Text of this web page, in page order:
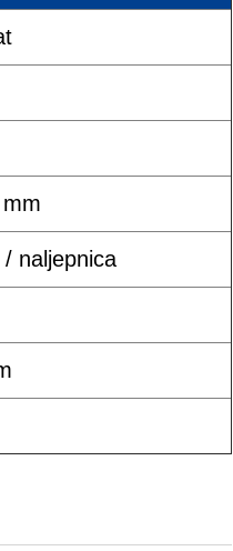
naljepnica